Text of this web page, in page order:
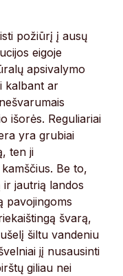
požiūrį į ausų
eigoje
apsivalymo
kalbant ar
išorės. Reguliariai
yra grubiai
ten ji
Be to,
jautrią landos
pavojingoms
švarą,
šiltu vandeniu
jį nusausinti
giliau nei